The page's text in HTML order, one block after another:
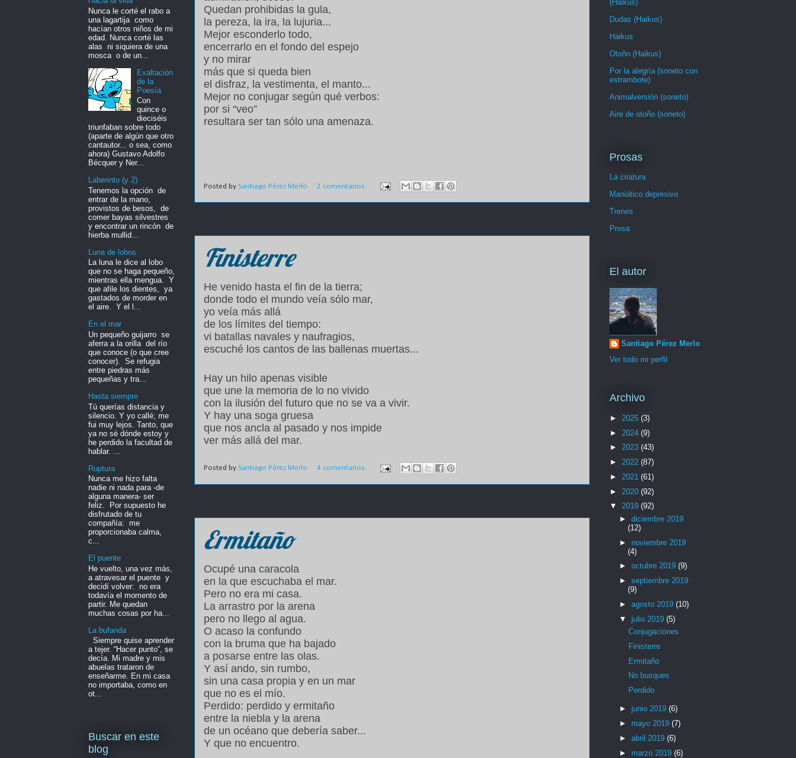
Quedan prohibidas la gula,
la pereza, la ira, la lujuria...
Mejor esconderlo todo,
encerrarlo en el fondo del espejo
y no mirar
más que si queda bien
el disfraz, la vestimenta, el manto...
Mejor no conjugar según qué verbos:
por si “veo”
resultara ser tan sólo una amenaza.
Posted by Santiago Pérez Merlo 2 comentarios:
Finisterre
He venido hasta el fin de la tierra;
donde todo el mundo veía sólo mar,
yo veía más allá
de los límites del tiempo:
vi batallas navales y naufragios,
escuché los cantos de las ballenas muertas...
Hay un hilo apenas visible
que une la memoria de lo no vivido
con la ilusión del futuro que no se va a vivir.
Y hay una soga gruesa
que nos ancla al pasado y nos impide
ver más allá del mar.
Posted by Santiago Pérez Merlo 4 comentarios:
Ermitaño
Ocupé una caracola
en la que escuchaba el mar.
Pero no era mi casa.
La arrastro por la arena
pero no llego al agua.
O acaso la confundo
con la bruma que ha bajado
a posarse entre las olas.
Y así ando, sin rumbo,
sin una casa propia y en un mar
que no es el mío.
Perdido: perdido y ermitaño
entre la niebla y la arena
de un océano que debería saber...
Y que no encuentro.
Nunca le corté el rabo a
una lagartija como
hacían otros niños de mi
edad. Nunca corté las
alas ni siquiera de una
mosca o de un...
Exaltación
de la
Poesía
Con
quince o
dieciséis
triunfaban sobre todo
(aparte de algún que otro
cantautor... o sea, como
ahora) Gustavo Adolfo
Bécquer y Ner...
Laberinto (y 2)
Tenemos la opción de
entrar de la mano,
provistos de besos, de
comer bayas silvestres
y encontrar un rincón de
hierba mullid...
Luna de lobos
La luna le dice al lobo
que no se haga pequeño,
mientras ella mengua. Y
que afile los dientes, ya
gastados de morder en
el aire. Y el l...
En el mar
Un pequeño guijarro se
aferra a la orilla del río
que conoce (o que cree
conocer). Se refugia
entre piedras más
pequeñas y tra...
Hasta siempre
Tú querías distancia y
silencio. Y yo callé; me
fui muy lejos. Tanto, que
ya no sé dónde estoy y
he perdido la facultad de
hablar. ...
Ruptura
Nunca me hizo falta
nadie ni nada para -de
alguna manera- ser
feliz. Por supuesto he
disfrutado de tu
compañía: me
proporcionaba calma,
c...
El puente
He vuelto, una vez más,
a atravesar el puente y
decidí volver: no era
todavía el momento de
partir. Me quedan
muchas cosas por ha...
La bufanda
Siempre quise aprender
a tejer. “Hacer punto”, se
decía. Mi madre y mis
abuelas trataron de
enseñarme. En mi casa
no importaba, como en
ot...
Buscar en este
blog
(Haikus)
Dudas (Haikus)
Haikus
Otoño (Haikus)
Por la alegría (soneto con
estrambote)
Animalversión (soneto)
Aire de otoño (soneto)
Prosas
La criatura
Maniático depresivo
Trenes
Prosa
El autor
Santiago Pérez Merlo
Ver todo mi perfil
Archivo
► 2025 (3)
► 2024 (9)
► 2023 (43)
► 2022 (87)
► 2021 (61)
► 2020 (92)
▼ 2019 (92)
► diciembre 2019
(12)
► noviembre 2019
(4)
► octubre 2019 (9)
► septiembre 2019
(9)
► agosto 2019 (10)
▼ julio 2019 (5)
Conjugaciones
Finisterre
Ermitaño
No busques
Perdido
► junio 2019 (6)
► mayo 2019 (7)
► abril 2019 (6)
► marzo 2019 (6)